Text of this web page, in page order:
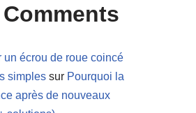
un écrou de roue coincé
simples sur Pourquoi la
après de nouveaux